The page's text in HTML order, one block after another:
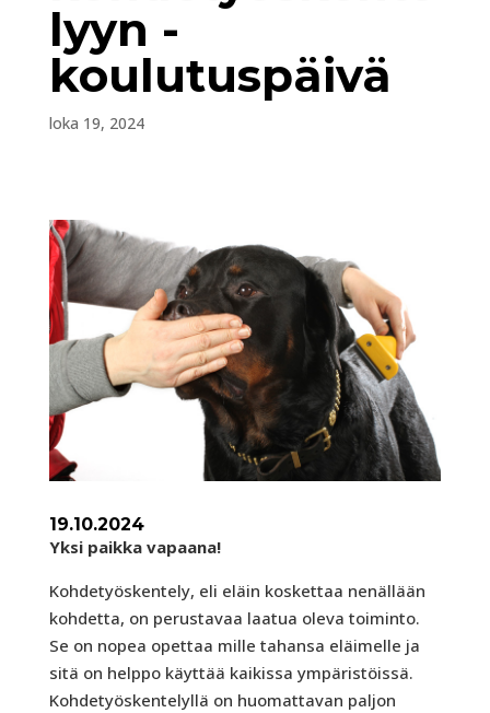
lyyn -
koulutuspäivä
loka 19, 2024
19.10.2024
Yksi paikka vapaana!
Kohdetyöskentely, eli eläin koskettaa nenällään
kohdetta, on perustavaa laatua oleva toiminto.
Se on nopea opettaa mille tahansa eläimelle ja
sitä on helppo käyttää kaikissa ympäristöissä.
Kohdetyöskentelyllä on huomattavan paljon